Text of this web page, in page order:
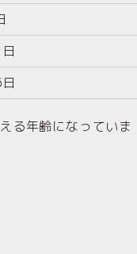
る年齢になっていま